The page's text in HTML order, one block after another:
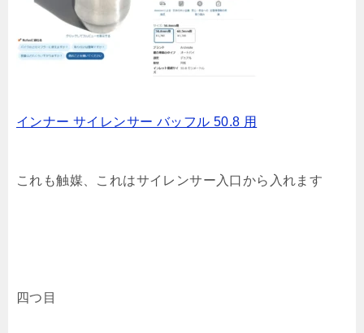
インナー サイレンサー バッフル 50.8 用
これも触媒、これはサイレンサー入口から入れます
四つ目